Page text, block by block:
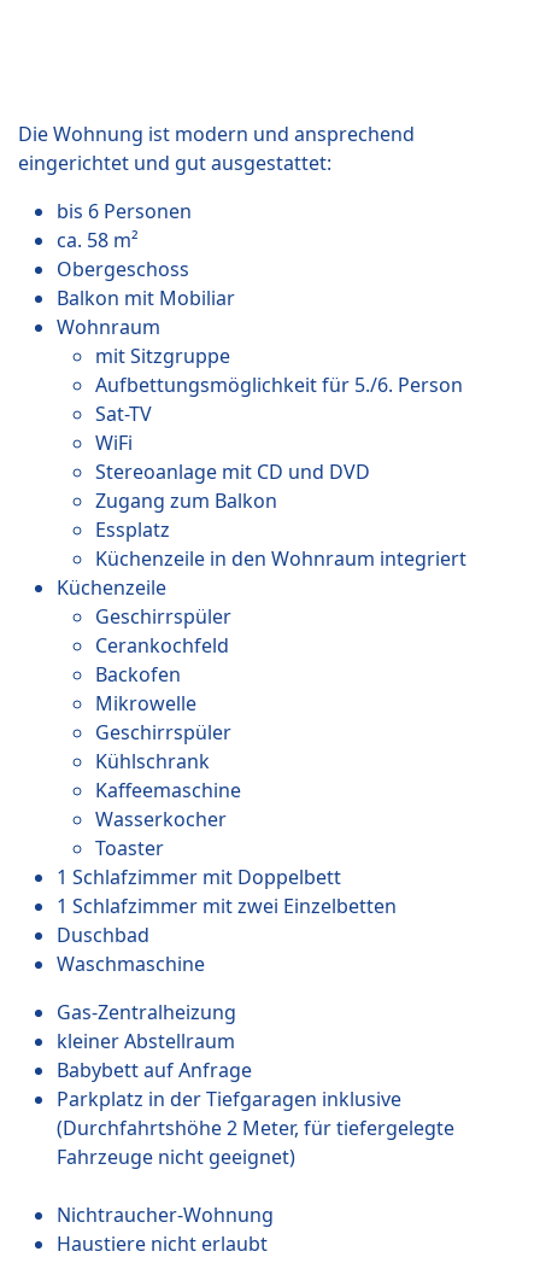
Die Wohnung ist modern und ansprechend
eingerichtet und gut ausgestattet:
bis 6 Personen
ca. 58 m²
Obergeschoss
Balkon mit Mobiliar
Wohnraum
mit Sitzgruppe
Aufbettungsmöglichkeit für 5./6. Person
Sat-TV
WiFi
Stereoanlage mit CD und DVD
Zugang zum Balkon
Essplatz
Küchenzeile in den Wohnraum integriert
Küchenzeile
Geschirrspüler
Cerankochfeld
Backofen
Mikrowelle
Geschirrspüler
Kühlschrank
Kaffeemaschine
Wasserkocher
Toaster
1 Schlafzimmer mit Doppelbett
1 Schlafzimmer mit zwei Einzelbetten
Duschbad
Waschmaschine
Gas-Zentralheizung
kleiner Abstellraum
Babybett auf Anfrage
Parkplatz in der Tiefgaragen inklusive
(Durchfahrtshöhe 2 Meter, für tiefergelegte
Fahrzeuge nicht geeignet)
Nichtraucher-Wohnung
Haustiere nicht erlaubt